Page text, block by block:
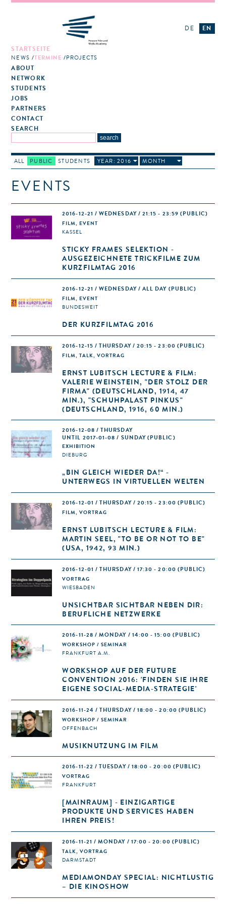
STARTSEITE
NEWS TERMINE PROJECTS
ABOUT
NETWORK
STUDENTS
JOBS
PARTNERS
CONTACT
SEARCH
DE EN
ALL PUBLIC STUDENTS YEAR: 2016 MONTH
EVENTS
2016-12-21 / WEDNESDAY / 21:15 - 23:59 (PUBLIC)
FILM, EVENT
KASSEL
STICKY FRAMES SELEKTION -
AUSGEZEICHNETE TRICKFILME ZUM
KURZFILMTAG 2016
2016-12-21 / WEDNESDAY / ALL DAY (PUBLIC)
FILM, EVENT
BUNDESWEIT
DER KURZFILMTAG 2016
2016-12-15 / THURSDAY / 20:15 - 23:00 (PUBLIC)
FILM, TALK, VORTRAG
ERNST LUBITSCH LECTURE & FILM:
VALERIE WEINSTEIN, "DER STOLZ DER
FIRMA" (DEUTSCHLAND, 1914, 47
MIN.), "SCHUHPALAST PINKUS"
(DEUTSCHLAND, 1916, 60 MIN.)
2016-12-08 / THURSDAY
UNTIL 2017-01-08 / SUNDAY (PUBLIC)
EXHIBITION
DIEBURG
„BIN GLEICH WIEDER DA!“ -
UNTERWEGS IN VIRTUELLEN WELTEN
2016-12-01 / THURSDAY / 20:15 - 23:00 (PUBLIC)
FILM, VORTRAG
ERNST LUBITSCH LECTURE & FILM:
MARTIN SEEL, "TO BE OR NOT TO BE"
(USA, 1942, 93 MIN.)
2016-12-01 / THURSDAY / 17:30 - 20:00 (PUBLIC)
VORTRAG
WIESBADEN
UNSICHTBAR SICHTBAR NEBEN DIR:
BERUFLICHE NETZWERKE
2016-11-28 / MONDAY / 14:00 - 15:00 (PUBLIC)
WORKSHOP / SEMINAR
FRANKFURT A.M.
WORKSHOP AUF DER FUTURE
CONVENTION 2016: 'FINDEN SIE IHRE
EIGENE SOCIAL-MEDIA-STRATEGIE'
2016-11-24 / THURSDAY / 18:00 - 20:00 (PUBLIC)
WORKSHOP / SEMINAR
OFFENBACH
MUSIKNUTZUNG IM FILM
2016-11-22 / TUESDAY / 18:00 - 20:00 (PUBLIC)
VORTRAG
FRANKFURT
[MAINRAUM] - EINZIGARTIGE
PRODUKTE UND SERVICES HABEN
IHREN PREIS!
2016-11-21 / MONDAY / 17:00 - 20:00 (PUBLIC)
TALK, VORTRAG
DARMSTADT
MEDIAMONDAY SPECIAL: NICHTLUSTIG
– DIE KINOSHOW